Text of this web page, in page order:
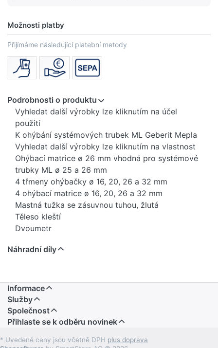
Možnosti platby
Přijímáme následující platební metody
Podrobnosti o produktu
Vyhledat další výrobky lze kliknutím na účel
použití
K ohýbání systémových trubek ML Geberit Mepla
Vyhledat další výrobky lze kliknutím na vlastnost
Ohýbací matrice ø 26 mm vhodná pro systémové
trubky ML ø 25 a 26 mm
4 třmeny ohýbačky ø 16, 20, 26 a 32 mm
4 ohýbací matrice ø 16, 20, 26 a 32 mm
Mastná tužka se zásuvnou tuhou, žlutá
Těleso kleští
Dvoumetr
d, ø: 16 / 20 / 26 / 32 mm
Náhradní díly
Informace
Služby
Společnost
Přihlaste se k odběru novinek
* Uvedené ceny jsou včetně DPH plus doprava